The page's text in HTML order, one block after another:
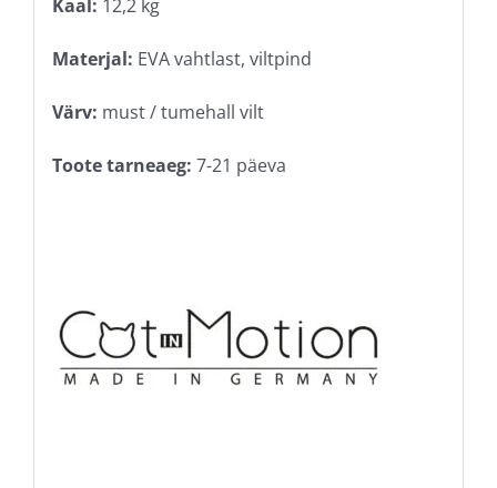
Kaal: 12,2 kg
Materjal: EVA vahtlast, viltpind
Värv: must / tumehall vilt
Toote tarneaeg: 7-21 päeva